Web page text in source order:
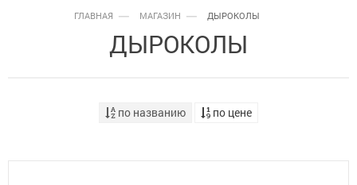
ГЛАВНАЯ МАГАЗИН ДЫРОКОЛЫ
ДЫРОКОЛЫ
по названию по цене